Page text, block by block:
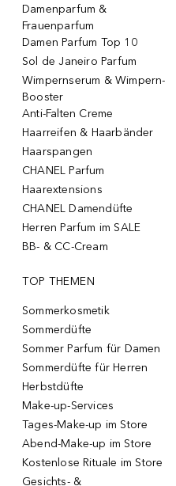
Damenparfum &
Frauenparfum
Damen Parfum Top 10
Sol de Janeiro Parfum
Wimpernserum & Wimpern-
Booster
Anti-Falten Creme
Haarreifen & Haarbänder
Haarspangen
CHANEL Parfum
Haarextensions
CHANEL Damendüfte
Herren Parfum im SALE
BB- & CC-Cream
TOP THEMEN
Sommerkosmetik
Sommerdüfte
Sommer Parfum für Damen
Sommerdüfte für Herren
Herbstdüfte
Make-up-Services
Tages-Make-up im Store
Abend-Make-up im Store
Kostenlose Rituale im Store
Gesichts- &